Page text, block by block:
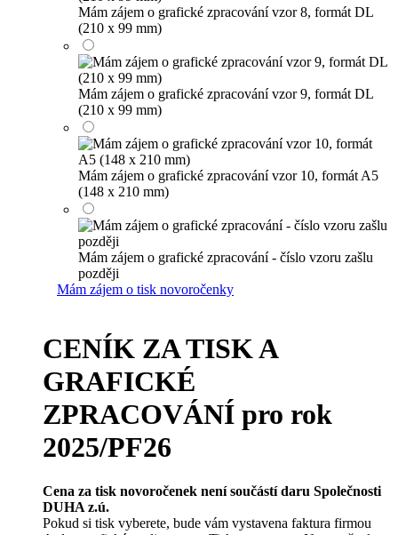
Mám zájem o grafické zpracování vzor 8, formát DL
(210 x 99 mm)
Mám zájem o grafické zpracování vzor 9, formát DL
(210 x 99 mm)
Mám zájem o grafické zpracování vzor 10, formát A5
(148 x 210 mm)
Mám zájem o grafické zpracování - číslo vzoru zašlu
později
Mám zájem o tisk novoročenky
CENÍK ZA TISK A
GRAFICKÉ
ZPRACOVÁNÍ pro rok
2025/PF26
Cena za tisk novoročenek není součástí daru Společnosti
DUHA z.ú.
Pokud si tisk vyberete, bude vám vystavena faktura firmou